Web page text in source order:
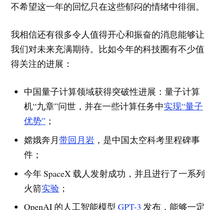
不希望这一年的回忆只在这些郁闷的情绪中徘徊。
我相信还有很多令人值得开心和振奋的消息能够让
我们对未来充满期待。比如今年的科技圈有不少值
得关注的进展：
中国量子计算领域获得突破性进展：量子计算
机“九章”问世，并在一些计算任务中实现“量子
优势” ；
嫦娥奔月带回月岩 ，是中国太空科考里程碑事
件；
今年 SpaceX 载人发射成功，并且进行了一系列
火箭实验 ；
OpenAI 的人工智能模型GPT-3 发布，能够一定